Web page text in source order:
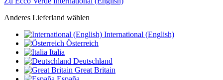
Anderes Lieferland wählen
International (English)
Österreich
Italia
Deutschland
Great Britain